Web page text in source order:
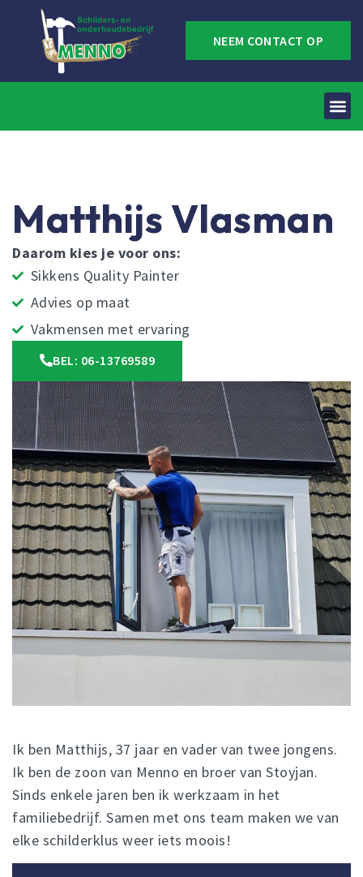
NEEM CONTACT OP
Matthijs Vlasman
Daarom kies je voor ons:
Sikkens Quality Painter
Advies op maat
Vakmensen met ervaring
BEL: 06-13769589
Ik ben Matthijs, 37 jaar en vader van twee jongens.
Ik ben de zoon van Menno en broer van Stoyjan.
Sinds enkele jaren ben ik werkzaam in het
familiebedrijf. Samen met ons team maken we van
elke schilderklus weer iets moois!